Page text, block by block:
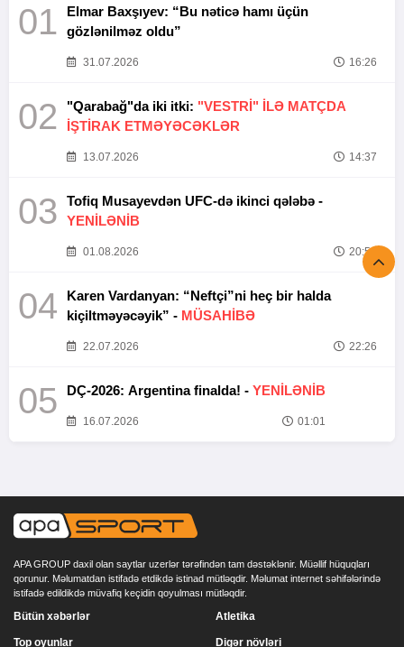
01
Elmar Baxşıyev: “Bu nəticə hamı üçün
gözlənilməz oldu”
31.07.2026 16:26
02 "Qarabağ"da iki itki: "VESTRİ" İLƏ MATÇDA
İŞTİRAK ETMƏYƏCƏKLƏR
13.07.2026 14:37
03
Tofiq Musayevdən UFC-də ikinci qələbə -
YENİLƏNİB
01.08.2026 20:52
04
Karen Vardanyan: “Neftçi”ni heç bir halda
kiçiltməyəcəyik” - MÜSAHİBƏ
22.07.2026 22:26
05 DÇ-2026: Argentina finalda! - YENİLƏNİB
16.07.2026 01:01
APA GROUP daxil olan saytlar uzerlər tərəfindən tam dəstəklənir. Müəllif hüquqları
qorunur. Məlumatdan istifadə etdikdə istinad mütləqdir. Məlumat internet səhifələrində
istifadə edildikdə müvafiq keçidin qoyulması mütləqdir.
Bütün xəbərlər
Top oyunlar
Atletika
Digər növləri